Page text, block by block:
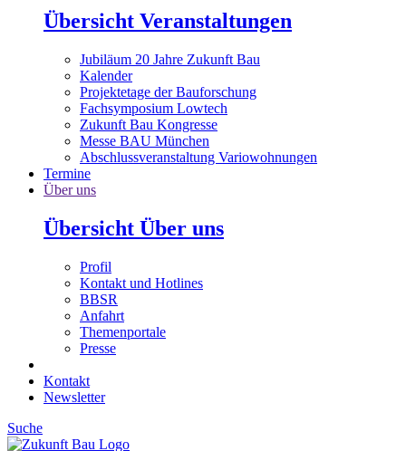
Übersicht Veranstaltungen
Jubiläum 20 Jahre Zukunft Bau
Kalender
Projektetage der Bauforschung
Fachsymposium Lowtech
Zukunft Bau Kongresse
Messe BAU München
Abschlussveranstaltung Variowohnungen
Termine
Über uns
Übersicht Über uns
Profil
Kontakt und Hotlines
BBSR
Anfahrt
Themenportale
Presse
Kontakt
Newsletter
Suche